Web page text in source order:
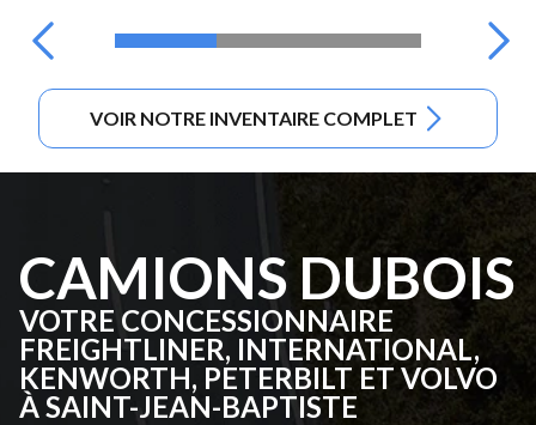
VOIR NOTRE INVENTAIRE COMPLET
CAMIONS DUBOIS
VOTRE CONCESSIONNAIRE
FREIGHTLINER, INTERNATIONAL,
KENWORTH, PETERBILT ET VOLVO
À SAINT-JEAN-BAPTISTE